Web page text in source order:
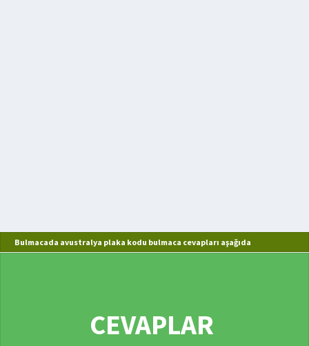
Bulmacada avustralya plaka kodu bulmaca cevapları aşağıda
CEVAPLAR